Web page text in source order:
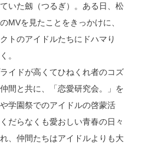
いた劔（つるぎ）。ある日、松
を見たことをきっかけに、
トのアイドルたちにドハマり
。
イドが高くてひねくれ者のコズ
間と共に、「恋愛研究会。」を
学園祭でのアイドルの啓蒙活
だらなくも愛おしい青春の日々
、仲間たちはアイドルよりも大